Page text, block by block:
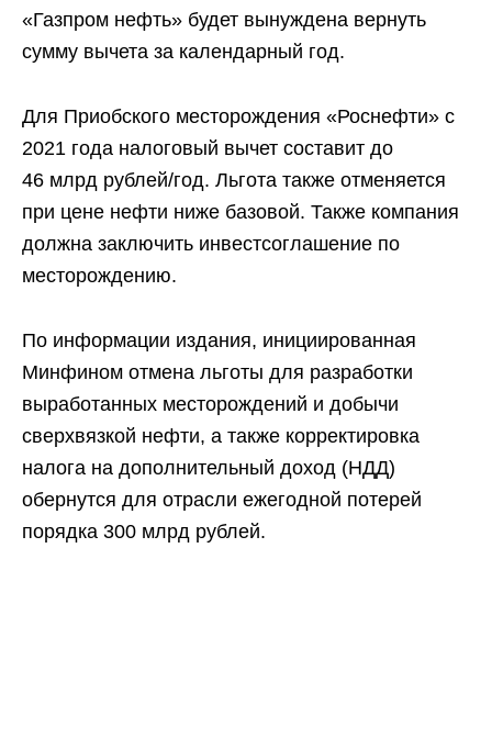
«Газпром нефть» будет вынуждена вернуть
сумму вычета за календарный год.
Для Приобского месторождения «Роснефти» с
2021 года налоговый вычет составит до
46 млрд рублей/год. Льгота также отменяется
при цене нефти ниже базовой. Также компания
должна заключить инвестсоглашение по
месторождению.
По информации издания, инициированная
Минфином отмена льготы для разработки
выработанных месторождений и добычи
сверхвязкой нефти, а также корректировка
налога на дополнительный доход (НДД)
обернутся для отрасли ежегодной потерей
порядка 300 млрд рублей.